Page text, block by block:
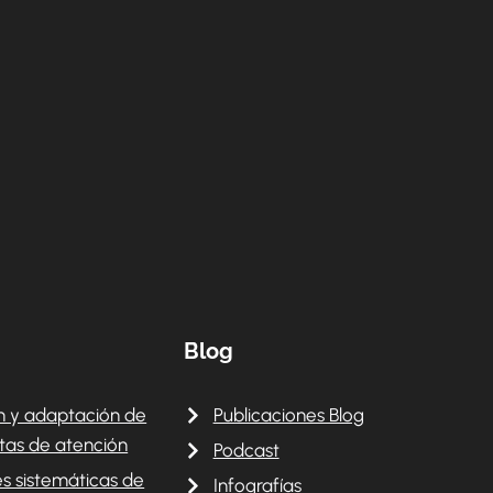
y adaptación de
de atención
sistemáticas de
Blog
Publicaciones Blog
Podcast
Infografías